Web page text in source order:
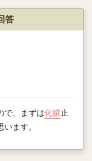
答
で、まずは化膿 止
ます。